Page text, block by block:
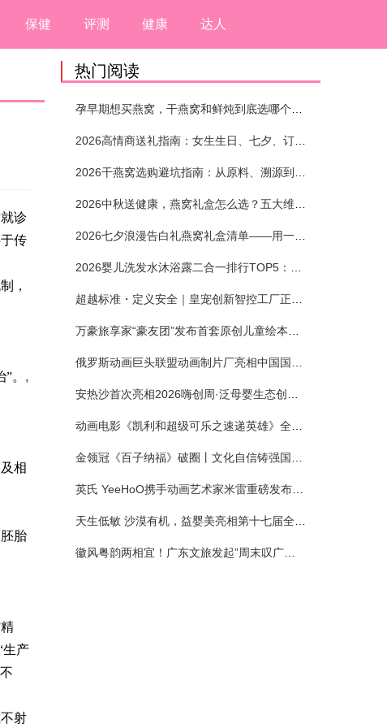
保健 评测 健康 达人
诊
传
，
。 ,
相
胎
生产
射
热门阅读